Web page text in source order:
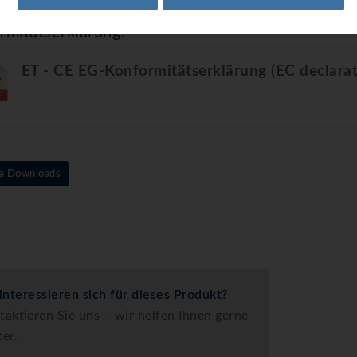
ET - CE EG-Konformitäts­erklärung (EC
Downloads
sich für dieses Produkt?
Sie uns – wir helfen Ihnen gerne